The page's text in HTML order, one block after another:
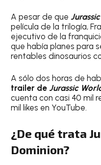
A pesar de que
película de la trilogía,
ejecutivo de la
que había planes para
rentables dinosaurios
A sólo dos horas de
trailer deJurassic
cuenta con casi 40 mil
mil likes en YouTube.
¿De qué trata
Dominion?